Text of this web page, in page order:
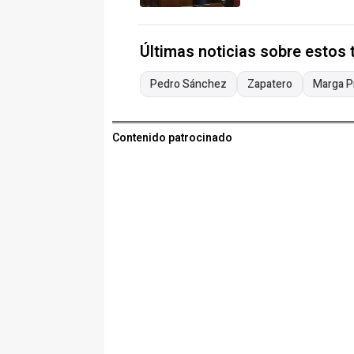
Últimas noticias sobre estos
Pedro Sánchez Zapatero Marga
Contenido patrocinado